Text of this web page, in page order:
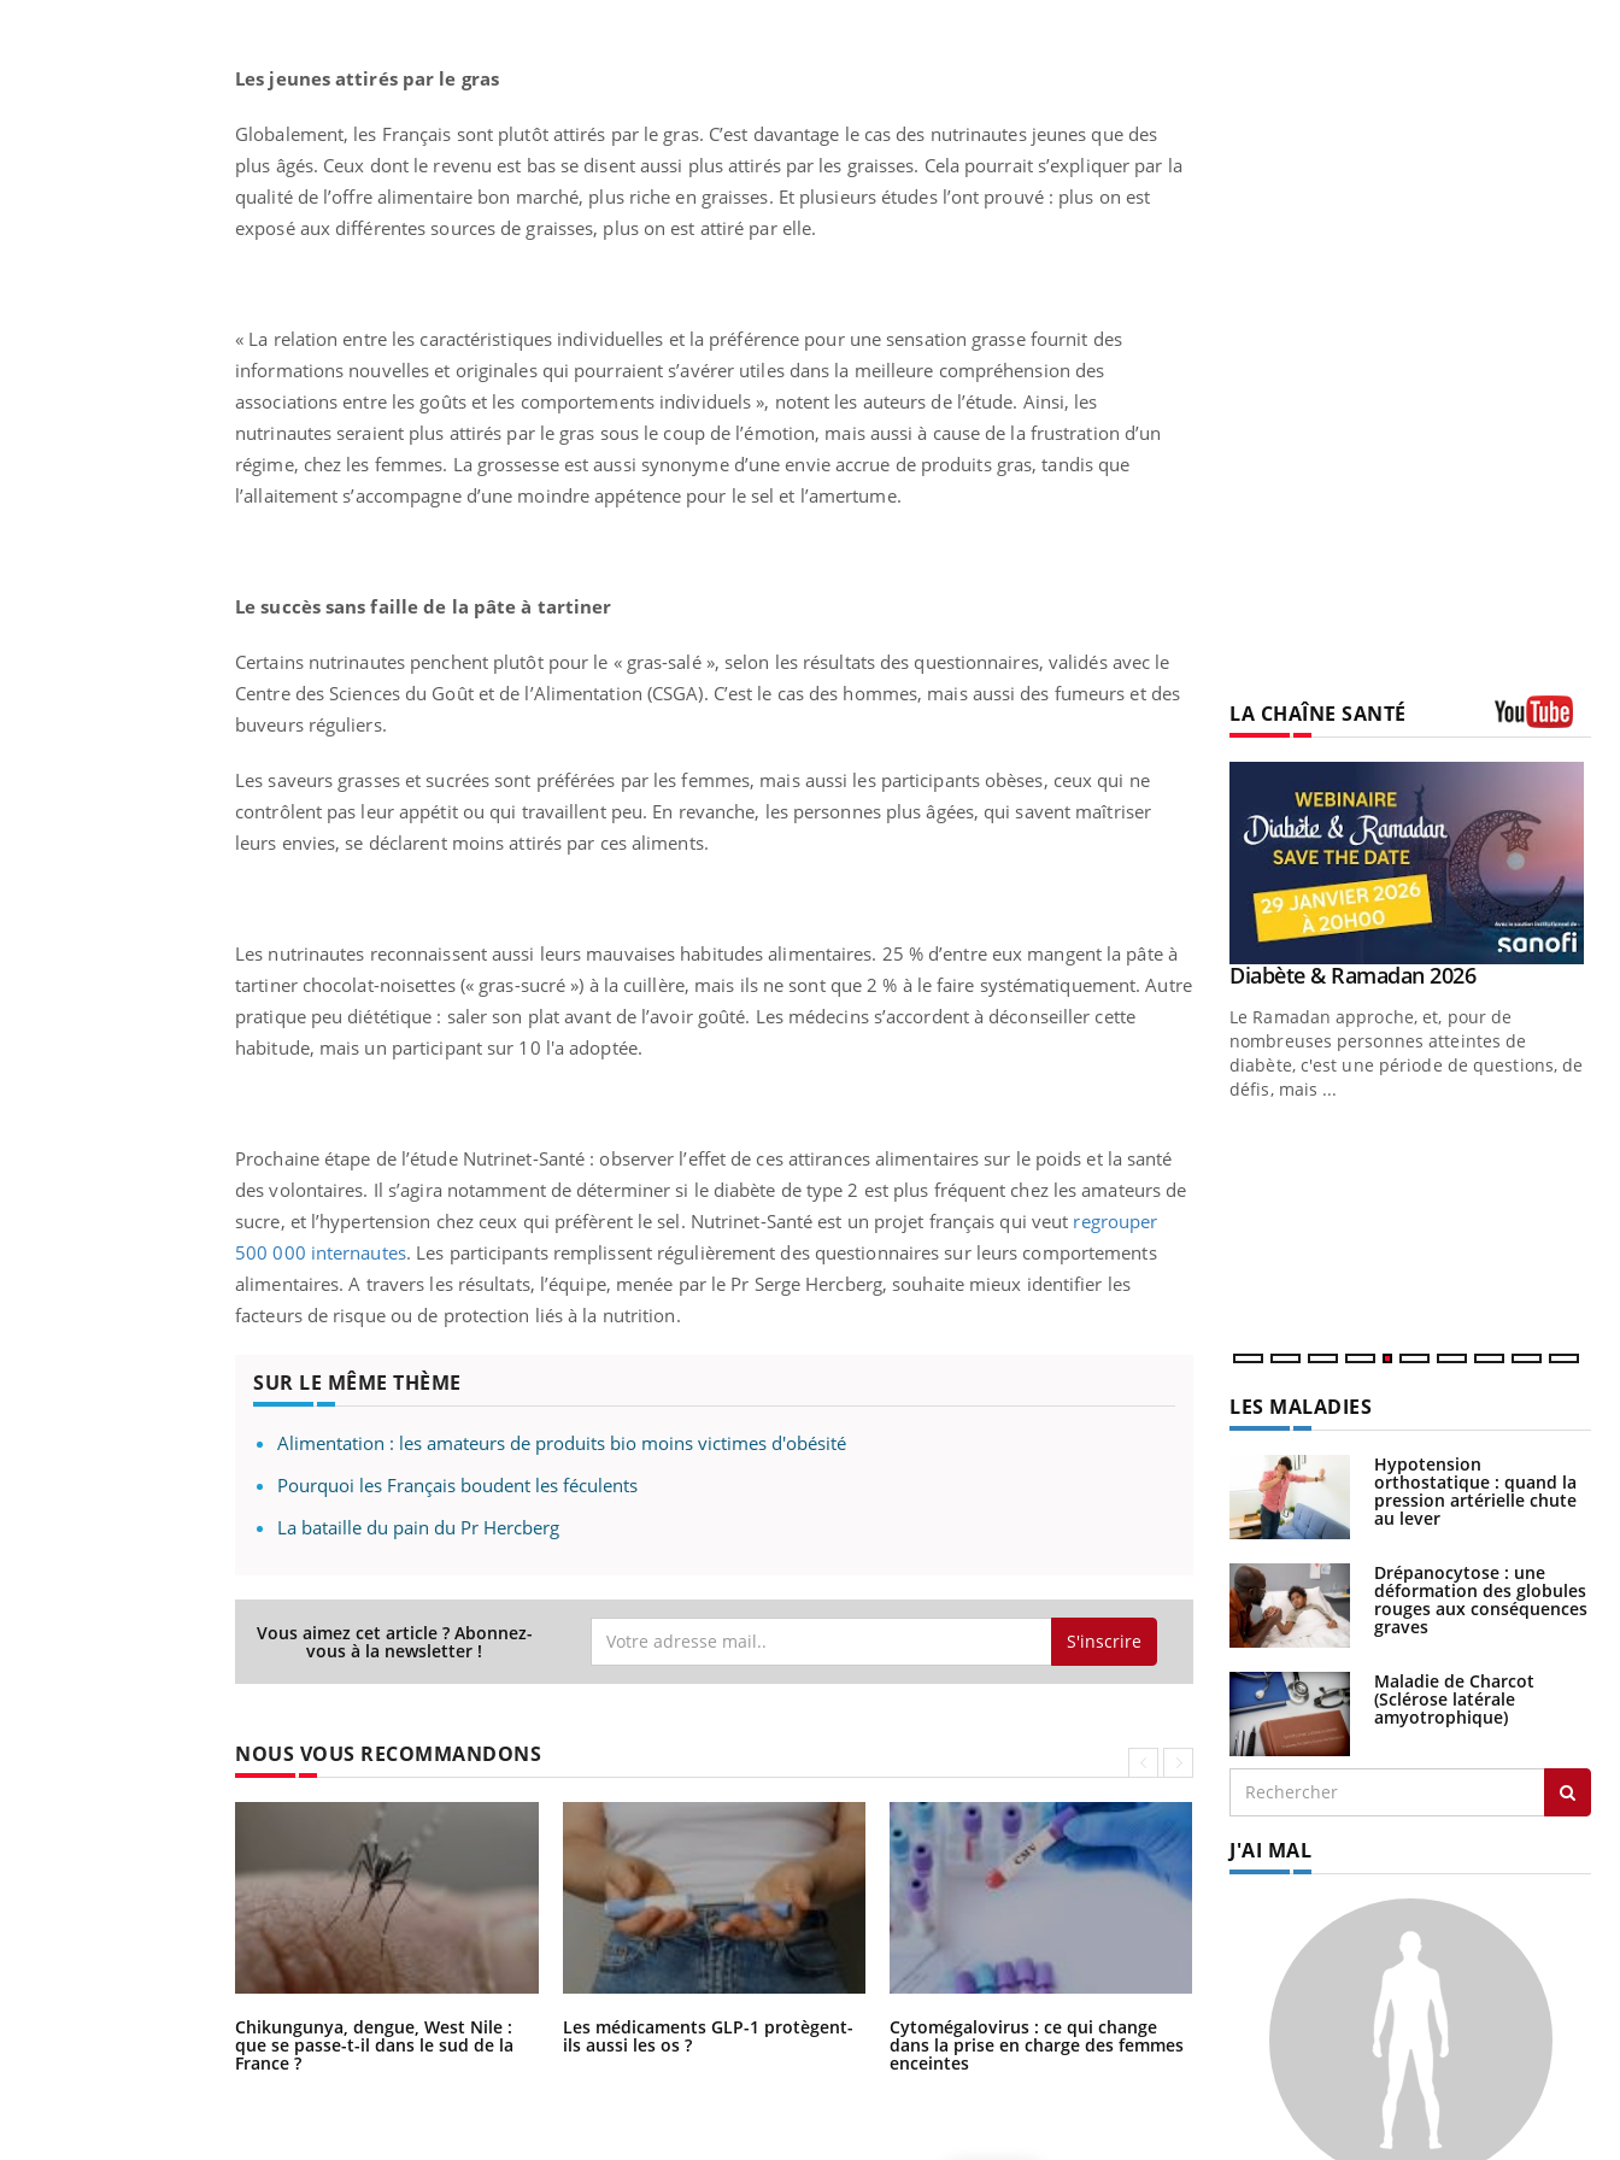
Les jeunes attirés par le gras
Globalement, les Français sont plutôt attirés par le gras. C’est davantage le cas des nutrinautes jeunes que des
plus âgés. Ceux dont le revenu est bas se disent aussi plus attirés par les graisses. Cela pourrait s’expliquer par la
qualité de l’offre alimentaire bon marché, plus riche en graisses. Et plusieurs études l’ont prouvé : plus on est
exposé aux différentes sources de graisses, plus on est attiré par elle.
« La relation entre les caractéristiques individuelles et la préférence pour une sensation grasse fournit des
informations nouvelles et originales qui pourraient s’avérer utiles dans la meilleure compréhension des
associations entre les goûts et les comportements individuels », notent les auteurs de l’étude. Ainsi, les
nutrinautes seraient plus attirés par le gras sous le coup de l’émotion, mais aussi à cause de la frustration d’un
régime, chez les femmes. La grossesse est aussi synonyme d’une envie accrue de produits gras, tandis que
l’allaitement s’accompagne d’une moindre appétence pour le sel et l’amertume.
Le succès sans faille de la pâte à tartiner
Certains nutrinautes penchent plutôt pour le « gras-salé », selon les résultats des questionnaires, validés avec le
Centre des Sciences du Goût et de l’Alimentation (CSGA). C’est le cas des hommes, mais aussi des fumeurs et des
buveurs réguliers.
Les saveurs grasses et sucrées sont préférées par les femmes, mais aussi les participants obèses, ceux qui ne
contrôlent pas leur appétit ou qui travaillent peu. En revanche, les personnes plus âgées, qui savent maîtriser
leurs envies, se déclarent moins attirés par ces aliments.
Les nutrinautes reconnaissent aussi leurs mauvaises habitudes alimentaires. 25 % d’entre eux mangent la pâte à
tartiner chocolat-noisettes (« gras-sucré ») à la cuillère, mais ils ne sont que 2 % à le faire systématiquement. Autre
pratique peu diététique : saler son plat avant de l’avoir goûté. Les médecins s’accordent à déconseiller cette
habitude, mais un participant sur 10 l'a adoptée.
Prochaine étape de l’étude Nutrinet-Santé : observer l’effet de ces attirances alimentaires sur le poids et la santé
des volontaires. Il s’agira notamment de déterminer si le diabète de type 2 est plus fréquent chez les amateurs de
sucre, et l’hypertension chez ceux qui préfèrent le sel. Nutrinet-Santé est un projet français qui veut regrouper
500 000 internautes. Les participants remplissent régulièrement des questionnaires sur leurs comportements
alimentaires. A travers les résultats, l’équipe, menée par le Pr Serge Hercberg, souhaite mieux identifier les
facteurs de risque ou de protection liés à la nutrition.
SUR LE MÊME THÈME
Alimentation : les amateurs de produits bio moins victimes d'obésité
Pourquoi les Français boudent les féculents
La bataille du pain du Pr Hercberg
Vous aimez cet article ? Abonnez-
vous à la newsletter ! S'inscrire
NOUS VOUS RECOMMANDONS
Chikungunya, dengue, West Nile :
que se passe-t-il dans le sud de la
France ?
Les médicaments GLP-1 protègent-
ils aussi les os ?
Cytomégalovirus : ce qui change
dans la prise en charge des femmes
enceintes
La sieste empêche-t-elle de dormir
LA CHAÎNE SANTÉ
Carence en fer : comprendre pour
Youtube
Fatigue, irritabilité, brouillard mental ou
même alopécie… Les symptômes de la
Youtube
Insuline & Charge mentale : et si on
osait en parler??Youtube
En 2026, l'insuline dans le diabète de type 2
reste entourée d'idées reçues chez les
Youtube
Eczéma Chronique des Mains : se
préparer pour l’été !Youtube
Youtube
Diabète & Ramadan 2026Youtube
Le Ramadan approche, et, pour de
nombreuses personnes atteintes de
diabète, c'est une période de questions, de
défis, mais ...
LES MALADIES
Hypotension
orthostatique : quand la
pression artérielle chute
au lever
Drépanocytose : une
déformation des globules
rouges aux conséquences
graves
Maladie de Charcot
(Sclérose latérale
amyotrophique)
J'AI MAL